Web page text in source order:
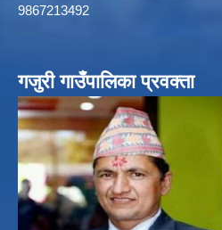
9867213492
गजुरी गाउँपालिका प्रवक्ता